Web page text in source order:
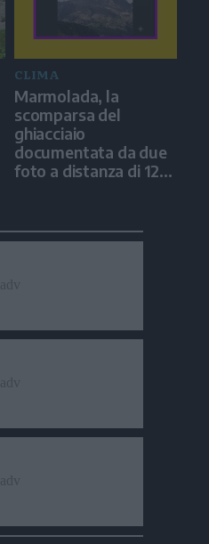
CLIMA
Marmolada, la
scomparsa del
ghiacciaio
documentata da due
foto a distanza di 12